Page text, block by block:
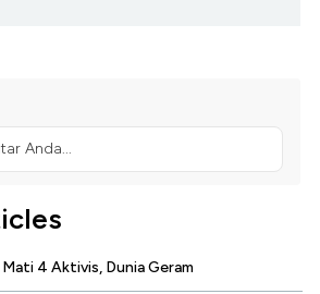
Anda...
4 Aktivis, Dunia Geram